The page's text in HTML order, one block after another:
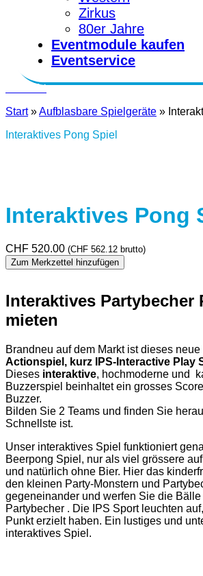
Zirkus
80er Jahre
Eventmodule kaufen
Eventservice
Kontakt
Start»Aufblasbare Spielgeräte »
Interaktives Pong Spiel
Interaktives Pong
CHF 520.00 (CHF 562.12 brutto)
Zum Merkzettel hinzufügen
Interaktives Partybecher
mieten
Brandneu auf dem Markt ist dieses neue
Actionspiel, kurz IPS-Interactive Play
Dieses interaktive, hochmoderne und
Buzzerspiel beinhaltet ein grosses
Buzzer.
Bilden Sie 2 Teams und finden Sie
Schnellste ist.
Unser interaktives Spiel funktioniert
Beerpong Spiel, nur als viel grössere
und natürlich ohne Bier. Hier das
den kleinen Party-Monstern und
gegeneinander und werfen Sie die
Partybecher . Die IPS Sport leuchten
Punkt erzielt haben. Ein lustiges und
interaktives Spiel.